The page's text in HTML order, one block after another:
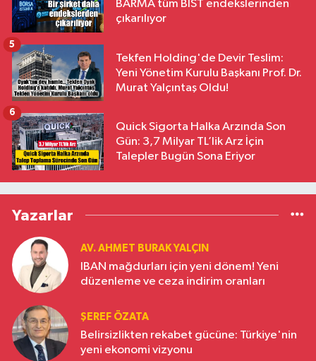
BARMA tüm BIST endekslerinden
çıkarılıyor
Tekfen Holding'de Devir Teslim:
Yeni Yönetim Kurulu Başkanı Prof. Dr.
Murat Yalçıntaş Oldu!
5
Quick Sigorta Halka Arzında Son
Gün: 3,7 Milyar TL’lik Arz İçin
Talepler Bugün Sona Eriyor
6
Yazarlar
AV. AHMET BURAK YALÇIN
IBAN mağdurları için yeni dönem! Yeni
düzenleme ve ceza indirim oranları
ŞEREF ÖZATA
Belirsizlikten rekabet gücüne: Türkiye'nin
yeni ekonomi vizyonu